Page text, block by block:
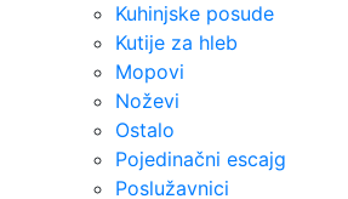
Kuhinjske posude
Kutije za hleb
Mopovi
Noževi
Ostalo
Pojedinačni escajg
Poslužavnici